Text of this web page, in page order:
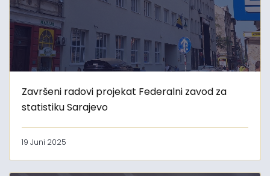
Završeni radovi projekat Federalni zavod za
statistiku Sarajevo
19 Juni 2025